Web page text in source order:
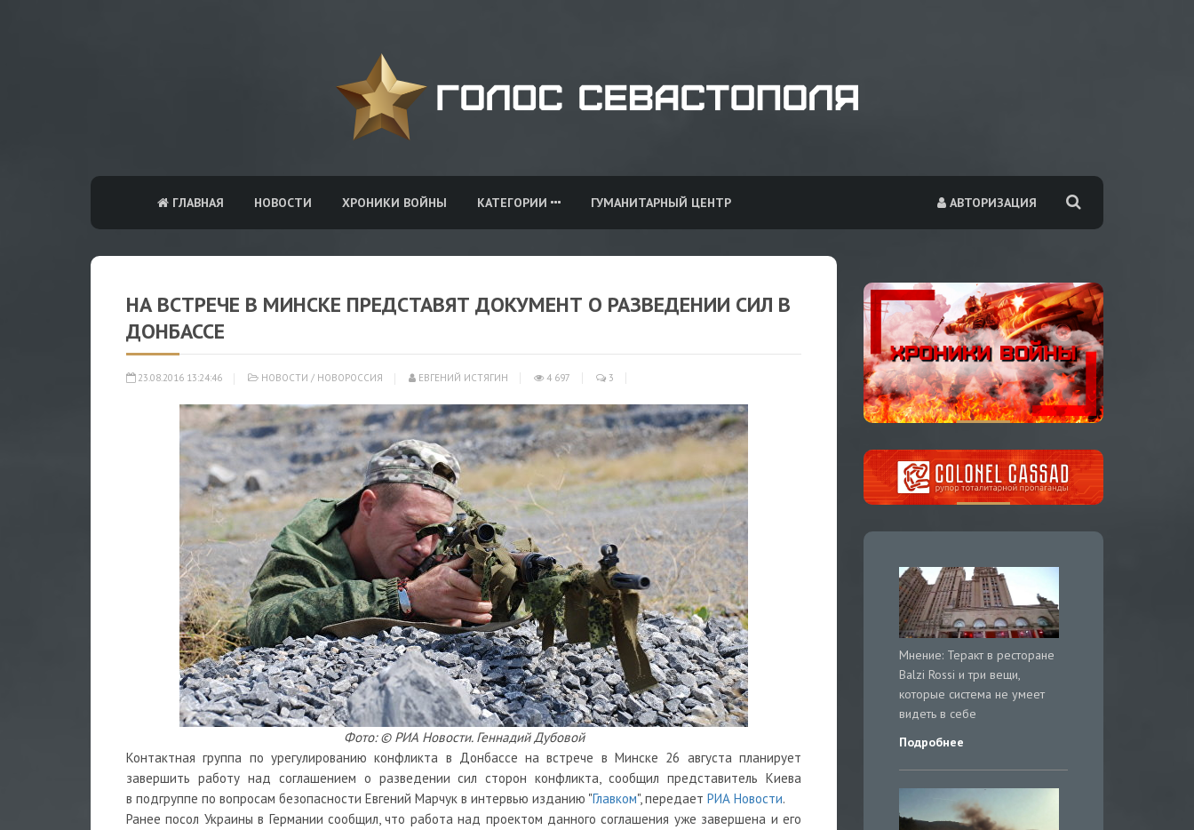
АВТОРИЗАЦИЯ
ГЛАВНАЯ НОВОСТИ ХРОНИКИ ВОЙНЫ КАТЕГОРИИ ГУМАНИТАРНЫЙ ЦЕНТР
НА ВСТРЕЧЕ В МИНСКЕ ПРЕДСТАВЯТ ДОКУМЕНТ О РАЗВЕДЕНИИ СИЛ В
ДОНБАССЕ
23.08.2016 13:24:46 НОВОСТИ / НОВОРОССИЯ ЕВГЕНИЙ ИСТЯГИН 4 697 3
Фото: © РИА Новости. Геннадий Дубовой
Контактная группа по урегулированию конфликта в Донбассе на встрече в Минске 26 августа планирует
завершить работу над соглашением о разведении сил сторон конфликта, сообщил представитель Киева
в подгруппе по вопросам безопасности Евгений Марчук в интервью изданию "Главком", передает РИА Новости.
Ранее посол Украины в Германии сообщил, что работа над проектом данного соглашения уже завершена и его
Мнение: Теракт в ресторане
Balzi Rossi и три вещи,
которые система не умеет
видеть в себе
Подробнее